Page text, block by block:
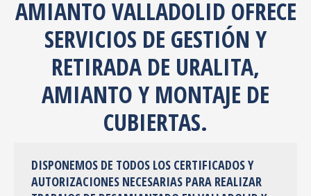
AMIANTO VALLADOLID OFRECE
SERVICIOS DE GESTIÓN Y
RETIRADA DE URALITA,
AMIANTO Y MONTAJE DE
CUBIERTAS.
DISPONEMOS DE TODOS LOS CERTIFICADOS Y
AUTORIZACIONES NECESARIAS PARA REALIZAR